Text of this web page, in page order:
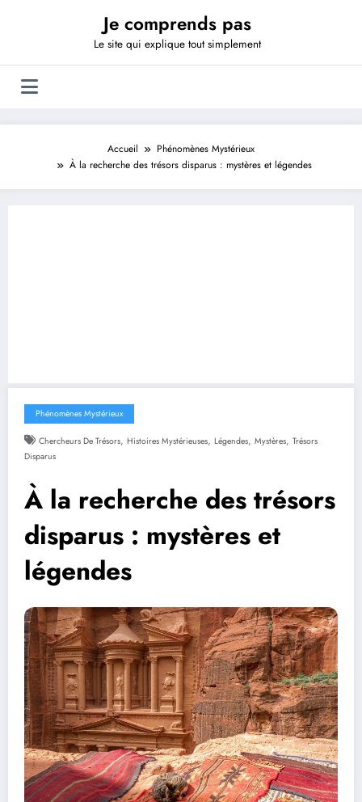
Je comprends pas
Le site qui explique tout simplement
Accueil
Phénomènes Mystérieux
À la recherche des trésors disparus : mystères et légendes
Phénomènes Mystérieux
Chercheurs De Trésors, Histoires Mystérieuses, Légendes, Mystères, Trésors
Disparus
À la recherche des trésors
disparus : mystères et
légendes